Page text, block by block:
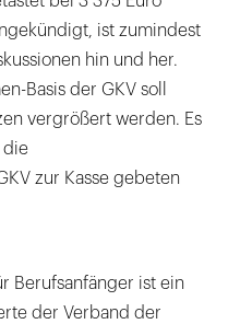
ist zumindest
hin und her.
Basis der GKV soll
vergrößert werden. Es
die
zur Kasse gebeten
Berufsanfänger ist ein
der Verband der